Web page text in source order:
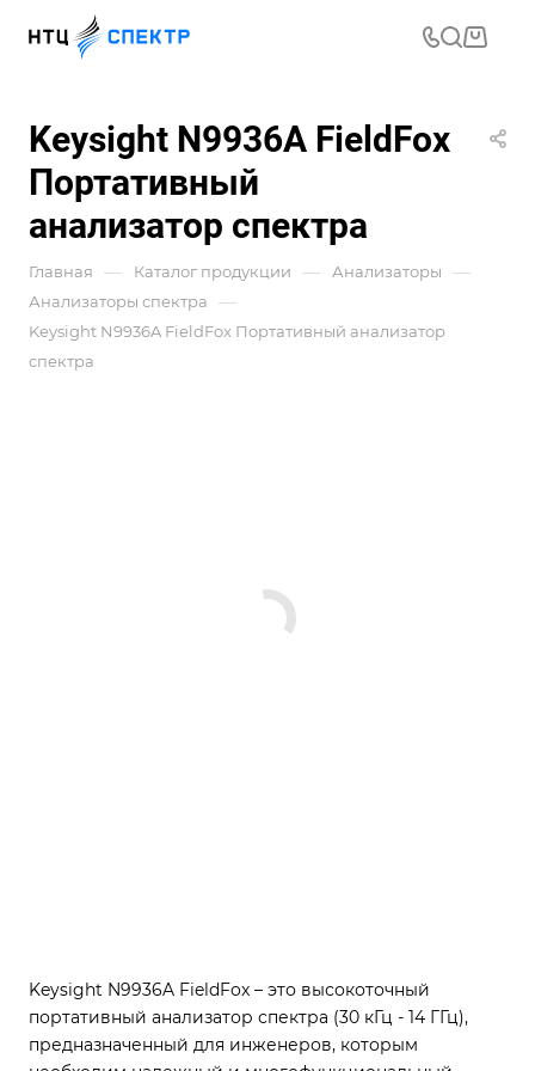
Keysight N9936A FieldFox
Портативный
анализатор спектра
Главная — Каталог продукции — Анализаторы —
Анализаторы спектра —
Keysight N9936A FieldFox Портативный анализатор
спектра
Keysight N9936A FieldFox – это высокоточный
портативный анализатор спектра (30 кГц - 14 ГГц),
предназначенный для инженеров, которым